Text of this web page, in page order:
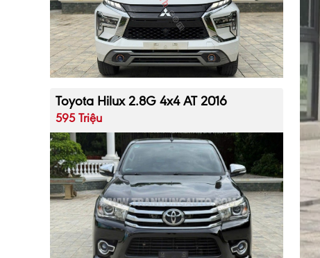
Toyota Hilux 2.8G 4x4 AT 2016
595 Triệu